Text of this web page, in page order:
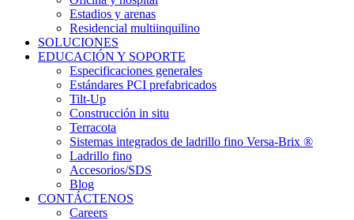
Estadios y arenas
Residencial multiinquilino
SOLUCIONES
EDUCACIÓN Y SOPORTE
Especificaciones generales
Estándares PCI prefabricados
Tilt-Up
Construcción in situ
Terracota
Sistemas integrados de ladrillo fino Versa-Brix ®
Ladrillo fino
Accesorios/SDS
Blog
CONTÁCTENOS
Careers